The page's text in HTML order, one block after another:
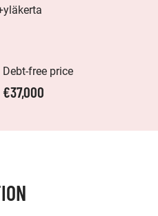
Debt-free price
€37,000